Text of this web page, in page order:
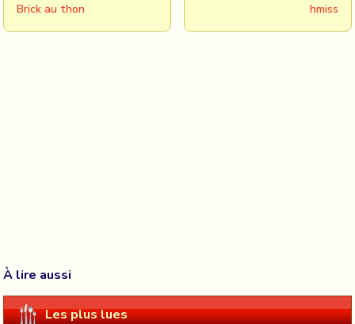
Brick au thon hmiss
À lire aussi
Les plus lues